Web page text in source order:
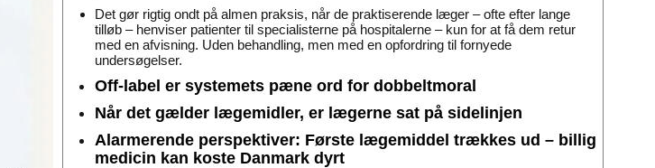
Det gør rigtig ondt på almen praksis, når de praktiserende læger – ofte efter lange
tilløb – henviser patienter til specialisterne på hospitalerne – kun for at få dem retur
med en afvisning. Uden behandling, men med en opfordring til fornyede
undersøgelser.
Off-label er systemets pæne ord for dobbeltmoral
Når det gælder lægemidler, er lægerne sat på sidelinjen
Alarmerende perspektiver: Første lægemiddel trækkes ud – billig
medicin kan koste Danmark dyrt